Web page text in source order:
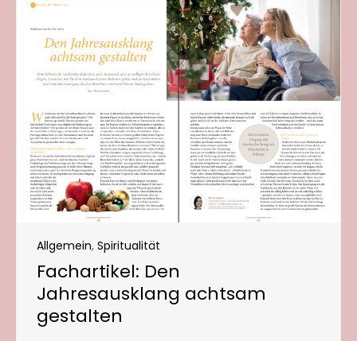
Allgemein, Spiritualität
Fachartikel: Den
Jahresausklang achtsam
gestalten